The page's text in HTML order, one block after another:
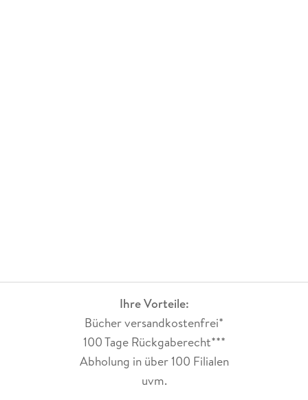
Ihre Vorteile:
Bücher versandkostenfrei*
100 Tage Rückgaberecht***
Abholung in über 100 Filialen
uvm.